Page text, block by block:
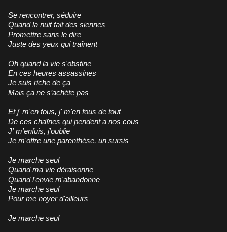
Se rencontrer, séduire
Quand la nuit fait des siennes
Promettre sans le dire
Juste des yeux qui traînent
Oh quand la vie s'obstine
En ces heures assassines
Je suis riche de ça
Mais ça ne s’achète pas
Et j' m'en fous, j' m'en fous de tout
De ces chaînes qui pendent a nos cous
J' m'enfuis, j'oublie
Je m'offre une parenthèse, un sursis
Je marche seul
Quand ma vie déraisonne
Quand l'envie m'abandonne
Je marche seul
Pour me noyer d'ailleurs
Je marche seul